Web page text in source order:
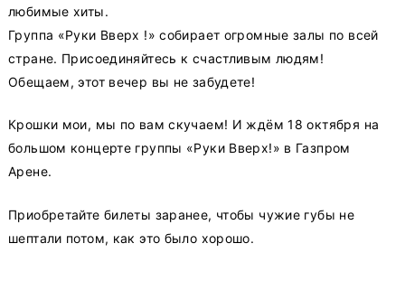
любимые хиты.
Группа «Руки Вверх !» собирает огромные залы по всей
стране. Присоединяйтесь к счастливым людям!
Обещаем, этот вечер вы не забудете!
Крошки мои, мы по вам скучаем! И ждём 18 октября на
большом концерте группы «Руки Вверх!» в Газпром
Арене.
Приобретайте билеты заранее, чтобы чужие губы не
шептали потом, как это было хорошо.